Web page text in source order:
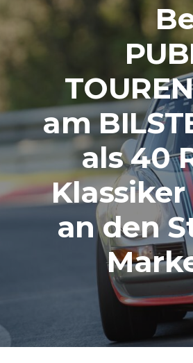
am
als 40
an den